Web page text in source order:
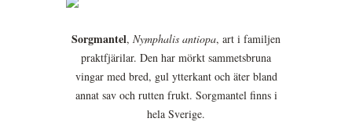
Sorgmantel, Nymphalis antiopa, art i familjen
praktfjärilar. Den har mörkt sammetsbruna
vingar med bred, gul ytterkant och äter bland
annat sav och rutten frukt. Sorgmantel finns i
hela Sverige.